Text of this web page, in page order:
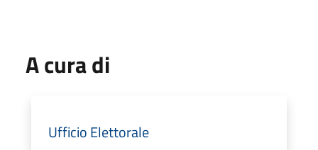
A cura di
Ufficio Elettorale